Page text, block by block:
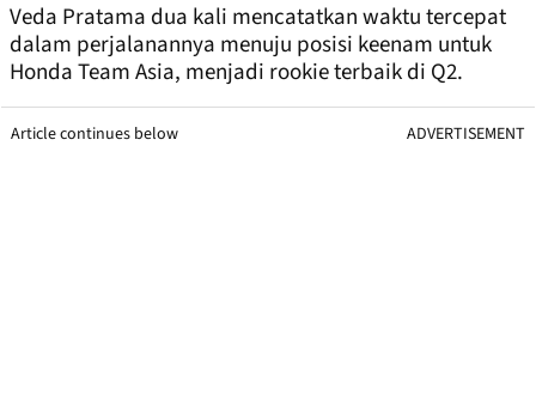
Veda Pratama dua kali mencatatkan waktu tercepat
dalam perjalanannya menuju posisi keenam untuk
Honda Team Asia, menjadi rookie terbaik di Q2.
Article continues below ADVERTISEMENT